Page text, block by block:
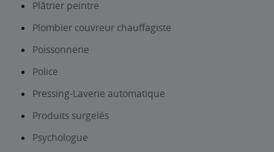
Plâtrier peintre
Plombier couvreur chauffagiste
Poissonnerie
Police
Pressing-Laverie automatique
Produits surgelés
Psychologue